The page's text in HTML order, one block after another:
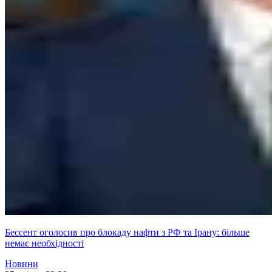
Бессент оголосив про блокаду нафти з РФ та Ірану: більше
немає необхідності
Новини